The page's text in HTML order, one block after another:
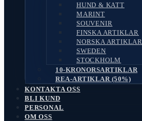
HUND & KATT
MARINT
SOUVENIR
FINSKA ARTIKLAR
NORSKA ARTIKLAR
SWEDEN
STOCKHOLM
10-KRONORSARTIKLAR
REA-ARTIKLAR (50%)
KONTAKTA OSS
BLI KUND
PERSONAL
OM OSS